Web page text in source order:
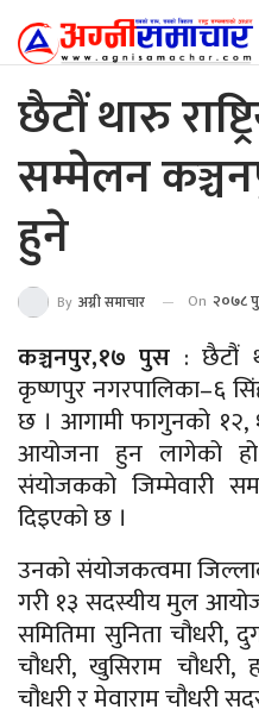
छैटौं थारु
सम्मेलन
हुने
By अग्नी समाचार On २०७८
कञ्चनपुर,१७ पुस : छैटौं
कृष्णपुर नगरपालिका–६
छ । आगामी फागुनको १२,
आयोजना हुन लागेको
संयोजकको जिम्मेवारी
दिइएको छ ।
उनको संयोजकत्वमा
गरी १३ सदस्यीय मुल
समितिमा सुनिता चौधरी,
चौधरी, खुसिराम चौधरी,
चौधरी र मेवाराम चौधरी